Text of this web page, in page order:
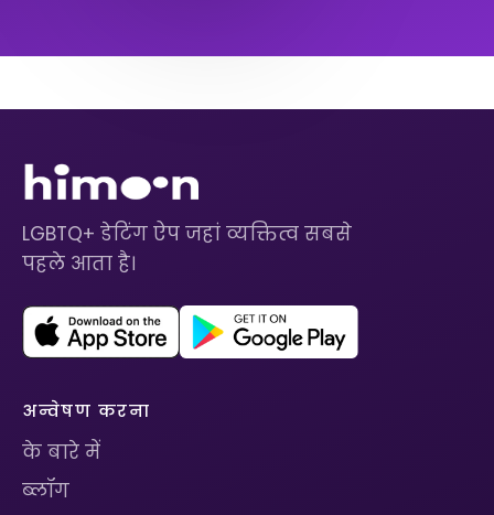
LGBTQ+ डेटिंग ऐप जहां व्यक्तित्व सबसे
पहले आता है।
अन्वेषण करना
के बारे में
ब्लॉग